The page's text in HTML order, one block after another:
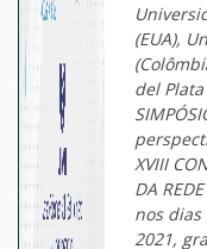
(EUA),
del
XVIII
DA
nos dias
2021,